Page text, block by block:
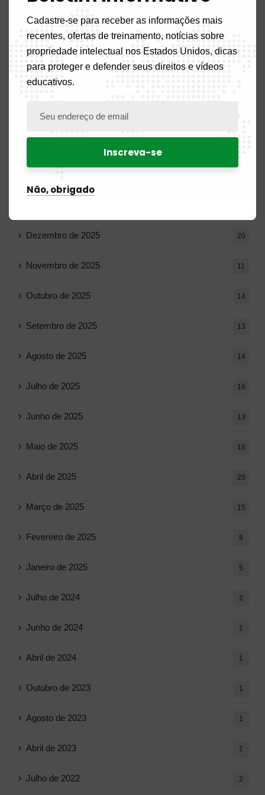
Julho de 2026
Junho de 2026 10
Maio de 2026
Abril de 2026
Fevereiro de 2026
Dezembro de 2025 20
Novembro de 2025 11
Outubro de 2025 14
Setembro de 2025 13
Agosto de 2025 14
Julho de 2025 16
Junho de 2025 13
Maio de 2025 16
Abril de 2025 20
Março de 2025 15
Fevereiro de 2025 8
Janeiro de 2025 5
Julho de 2024 2
Junho de 2024 1
Abril de 2024 1
Outubro de 2023 1
Agosto de 2023 1
Abril de 2023 1
Julho de 2022 2
Cadastre-se para receber as informações mais
recentes, ofertas de treinamento, notícias sobre
propriedade intelectual nos Estados Unidos, dicas
para proteger e defender seus direitos e vídeos
educativos.
Não, obrigado